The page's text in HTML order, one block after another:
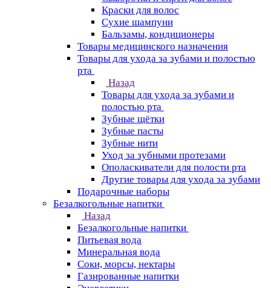
Краски для волос
Сухие шампуни
Бальзамы, кондиционеры
Товары медицинского назначения
Товары для ухода за зубами и полостью
рта
Назад
Товары для ухода за зубами и
полостью рта
Зубные щётки
Зубные пасты
Зубные нити
Уход за зубными протезами
Ополаскиватели для полости рта
Другие товары для ухода за зубами
Подарочные наборы
Безалкогольные напитки
Назад
Безалкогольные напитки
Питьевая вода
Минеральная вода
Соки, морсы, нектары
Газированные напитки